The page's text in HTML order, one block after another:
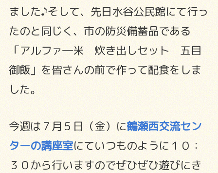
ました♪そして、先日水谷公民館にて行っ
たのと同じく、市の防災備蓄品である
「アルファ―米 炊き出しセット 五目
御飯」を皆さんの前で作って配食をしま
した。
今週は７月５日（金）に鶴瀬西交流セン
ターの講座室にていつものように１０：
３０から行いますのでぜひぜひ遊びにき